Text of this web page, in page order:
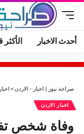
أحدث الاخبار الأكثر
صراحة نيوز | اخبار - الاردن>
اخبار الاردن
وفاة شخص